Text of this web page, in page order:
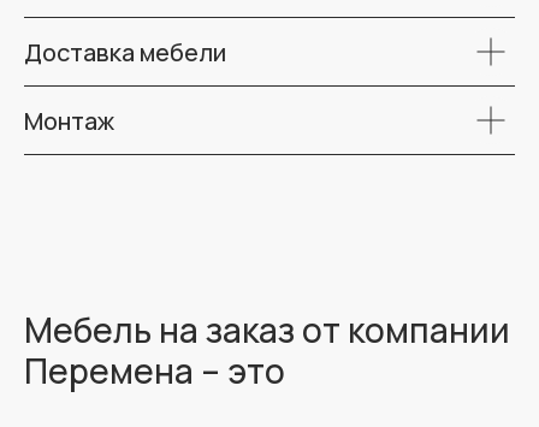
Доставка мебели
Монтаж
Мебель на заказ от компании
Перемена – это